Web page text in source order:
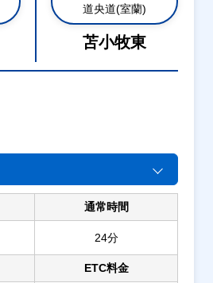
道央道(室蘭)
苫小牧東
通常時間
24分
ETC料金